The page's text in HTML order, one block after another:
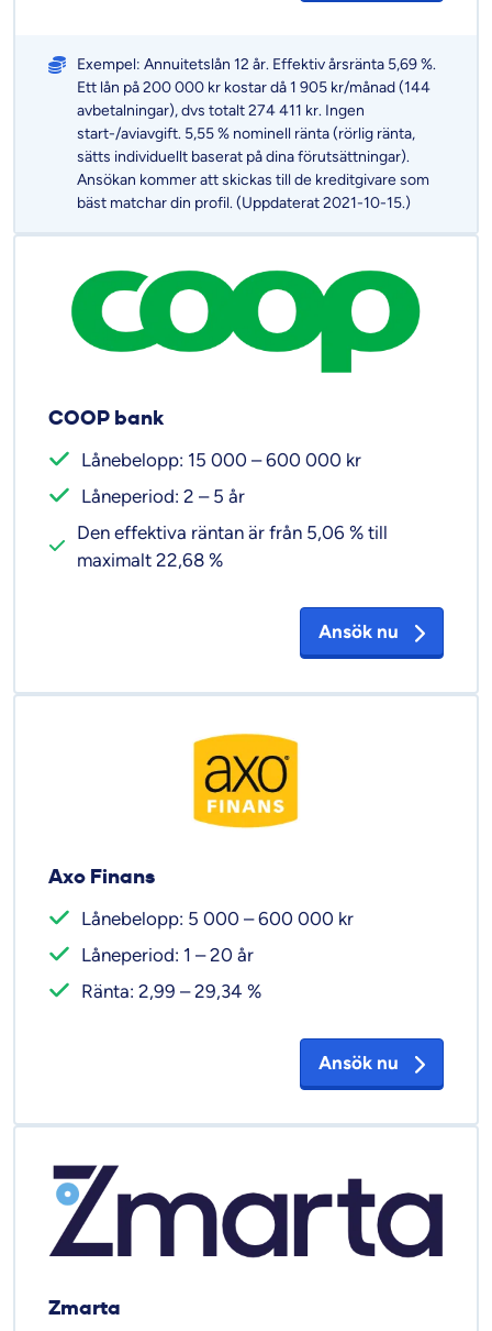
Exempel: Annuitetslån 12 år. Effektiv årsränta 5,69 %.
Ett lån på 200 000 kr kostar då 1 905 kr/månad (144
avbetalningar), dvs totalt 274 411 kr. Ingen
start-/aviavgift. 5,55 % nominell ränta (rörlig ränta,
sätts individuellt baserat på dina förutsättningar).
Ansökan kommer att skickas till de kreditgivare som
bäst matchar din profil. (Uppdaterat 2021-10-15.)
COOP bank
Lånebelopp: 15 000 – 600 000 kr
Låneperiod: 2 – 5 år
Den effektiva räntan är från 5,06 % till
maximalt 22,68 %
Ansök nu
Axo Finans
Lånebelopp: 5 000 – 600 000 kr
Låneperiod: 1 – 20 år
Ränta: 2,99 – 29,34 %
Ansök nu
Zmarta